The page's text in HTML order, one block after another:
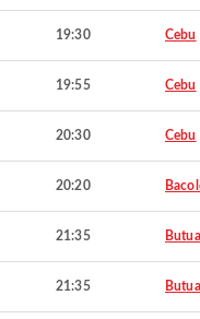
19:30 Cebu
19:55 Cebu
20:30 Cebu
20:20
21:35
21:35